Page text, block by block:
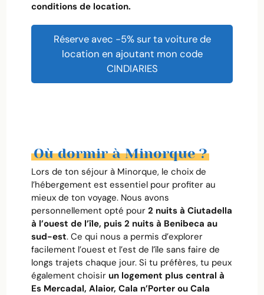
conditions de location.
Réserve avec -5% sur ta voiture de
location en ajoutant mon code
CINDIARIES
Où dormir à Minorque ?
Lors de ton séjour à Minorque, le choix de
l’hébergement est essentiel pour profiter au
mieux de ton voyage. Nous avons
personnellement opté pour 2 nuits à Ciutadella
à l’ouest de l’île, puis 2 nuits à Benibeca au
sud-est. Ce qui nous a permis d’explorer
facilement l’ouest et l’est de l’île sans faire de
longs trajets chaque jour. Si tu préfères, tu peux
également choisir un logement plus central à
Es Mercadal, Alaior, Cala n’Porter ou Cala